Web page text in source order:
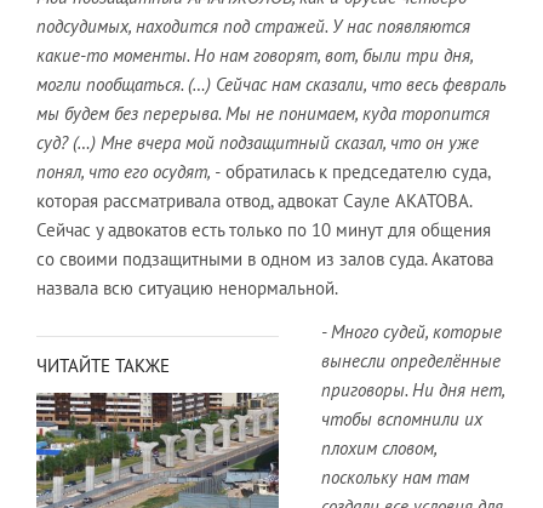
подсудимых, находится под стражей. У нас появляются
какие-то моменты. Но нам говорят, вот, были три дня,
могли пообщаться. (…) Сейчас нам сказали, что весь февраль
мы будем без перерыва. Мы не понимаем, куда торопится
суд? (…) Мне вчера мой подзащитный сказал, что он уже
понял, что его осудят, - обратилась к председателю суда,
которая рассматривала отвод, адвокат Сауле АКАТОВА.
Сейчас у адвокатов есть только по 10 минут для общения
со своими подзащитными в одном из залов суда. Акатова
назвала всю ситуацию ненормальной.
ЧИТАЙТЕ ТАКЖЕ
- Много судей, которые
вынесли определённые
приговоры. Ни дня нет,
чтобы вспомнили их
плохим словом,
поскольку нам там